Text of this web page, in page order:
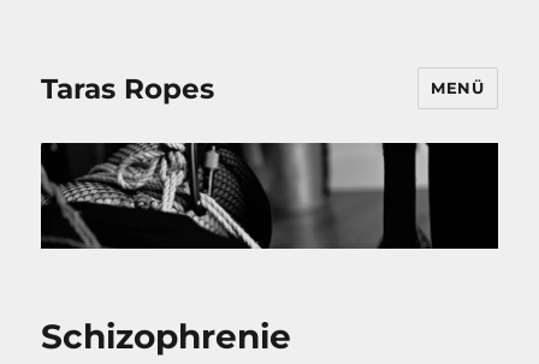
Taras Ropes MENÜ
Schizophrenie